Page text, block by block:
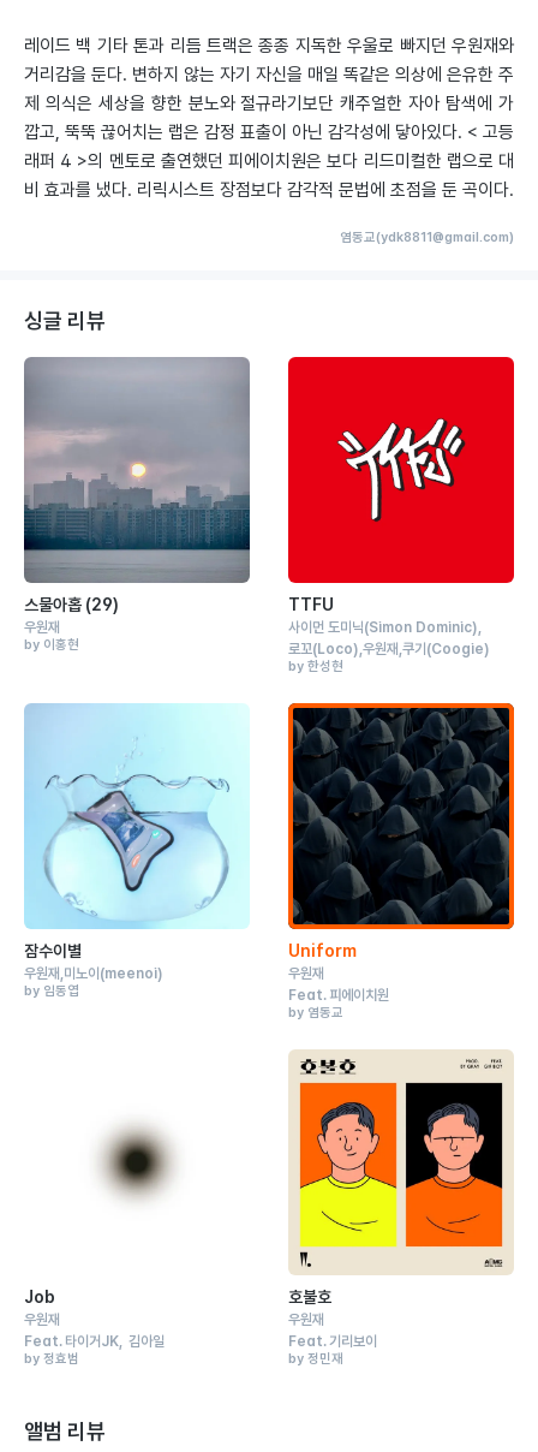
레이드 백 기타 톤과 리듬 트랙은 종종 지독한 우울로 빠지던 우원재와
거리감을 둔다. 변하지 않는 자기 자신을 매일 똑같은 의상에 은유한 주
제 의식은 세상을 향한 분노와 절규라기보단 캐주얼한 자아 탐색에 가
깝고, 뚝뚝 끊어치는 랩은 감정 표출이 아닌 감각성에 닿아있다. < 고등
래퍼 4 >의 멘토로 출연했던 피에이치원은 보다 리드미컬한 랩으로 대
비 효과를 냈다. 리릭시스트 장점보다 감각적 문법에 초점을 둔 곡이다.
염동교(ydk8811@gmail.com)
싱글 리뷰
스물아홉 (29)
우원재
by 이홍현
TTFU
사이먼 도미닉(Simon Dominic)
로꼬(Loco) 우원재 쿠기 (Coogie)
by 한성현
잠수이별
우원재 미노이 (meenoi)
by 임동엽
Uniform
우원재
Feat. 피에이치원
by 염동교
Job
우원재
Feat. 타이거JK 김아일
by 정효범
호불호
우원재
Feat.기리보이
by 정민재
앨범 리뷰